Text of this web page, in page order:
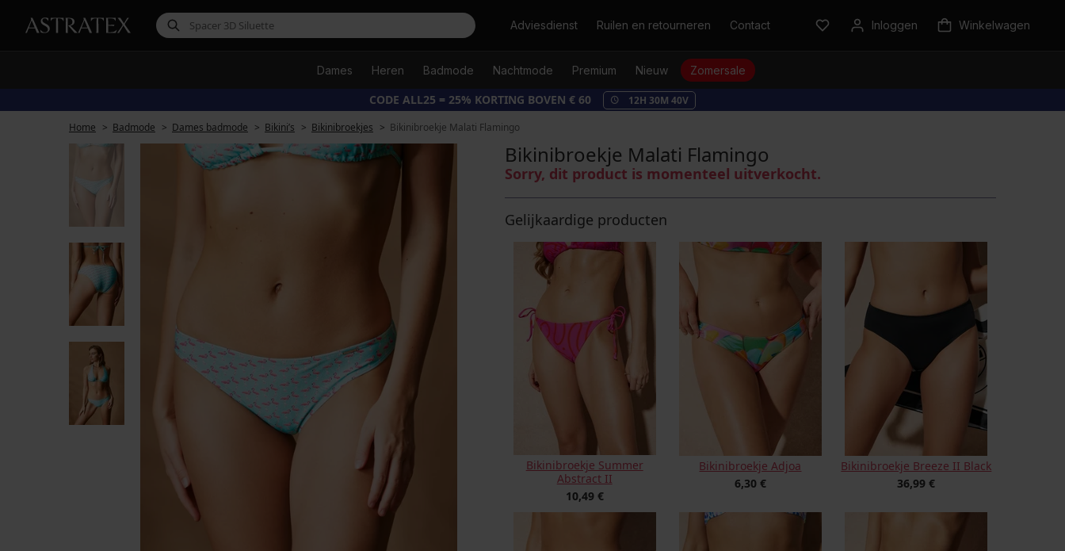
ZoekenAdviesdienst Ruilen en retourneren Contact Inloggen Winkelwagen
Dames Heren Badmode Nachtmode Premium Nieuw Zomersale
CODE ALL25 = 25% KORTING BOVEN € 60 12H 30M 39V
Home
Badmode Dames badmode Bikini’s Bikinibroekjes Bikinibroekje Malati Flamingo
Bikinibroekje Malati Flamingo
Sorry, dit product is momenteel uitverkocht.
Gelijkaardige producten
Bikinibroekje Summer
Abstract II
10,49 €
Bikinibroekje Adjoa
6,30 €
Bikinibroekje Breeze II Black
36,99 €